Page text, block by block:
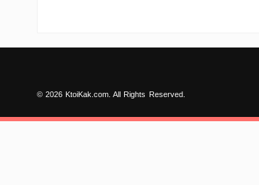
© 2026 KtoiKak.com. All Rights Reserved.